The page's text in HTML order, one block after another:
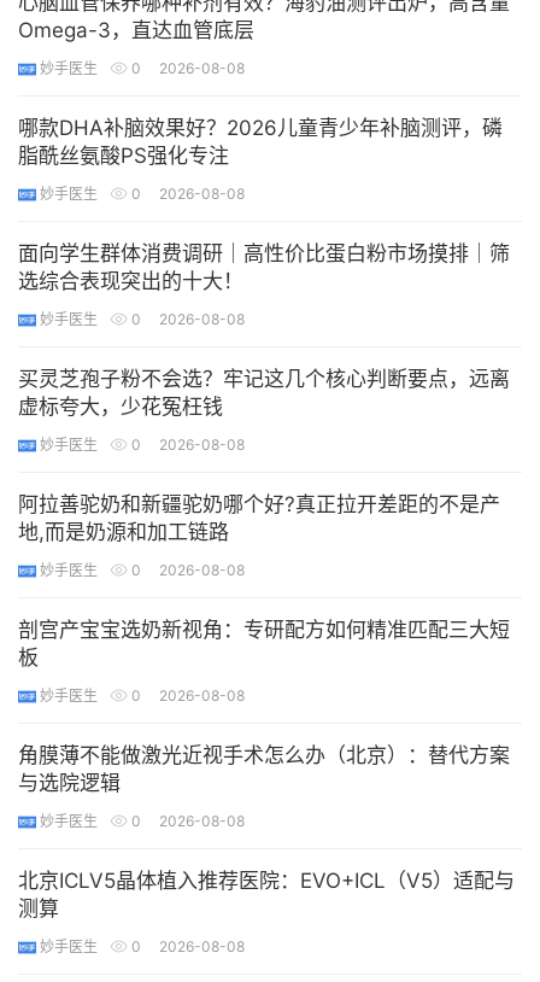
Omega-3，直达血管底层
妙手医生 0 2026-08-08
哪款DHA补脑效果好？2026儿童青少年补脑测评，磷
脂酰丝氨酸PS强化专注
妙手医生 0 2026-08-08
​面向学生群体消费调研｜高性价比蛋白粉市场摸排｜筛
选综合表现突出的十大！
妙手医生 0 2026-08-08
买灵芝孢子粉不会选？牢记这几个核心判断要点，远离
虚标夸大，少花冤枉钱
妙手医生 0 2026-08-08
阿拉善驼奶和新疆驼奶哪个好?真正拉开差距的不是产
地,而是奶源和加工链路
妙手医生 0 2026-08-08
剖宫产宝宝选奶新视角：专研配方如何精准匹配三大短
板
妙手医生 0 2026-08-08
角膜薄不能做激光近视手术怎么办（北京）：替代方案
与选院逻辑
妙手医生 0 2026-08-08
北京ICLV5晶体植入推荐医院：EVO+ICL（V5）适配与
测算
妙手医生 0 2026-08-08